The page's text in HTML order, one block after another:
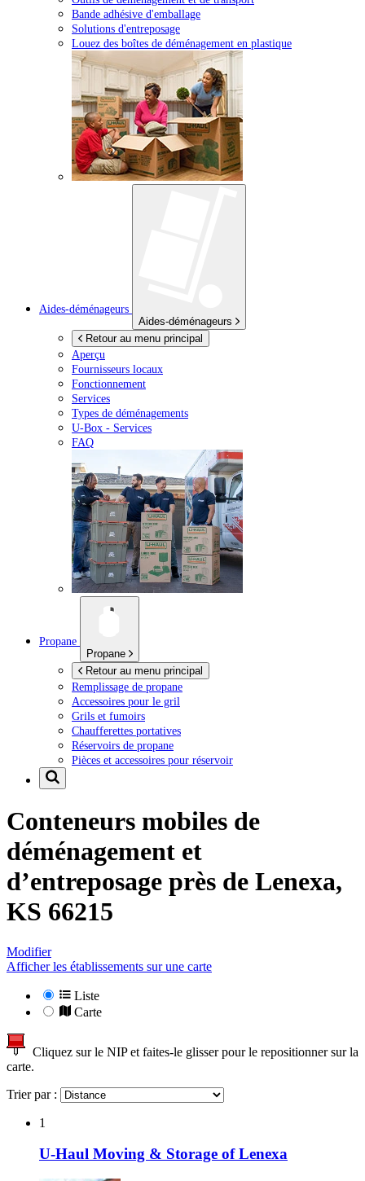
Bande adhésive d'emballage
Solutions d'entreposage
Louez des boîtes de déménagement en plastique
Aides-déménageurs
Aides-déménageurs
Retour au menu principal
Aperçu
Fournisseurs locaux
Fonctionnement
Services
Types de déménagements
U-Box - Services
FAQ
Propane
Propane
Retour au menu principal
Remplissage de propane
Accessoires pour le gril
Grils et fumoirs
Chaufferettes portatives
Réservoirs de propane
Pièces et accessoires pour réservoir
Conteneurs mobiles de
déménagement et
d’entreposage près de Lenexa,
KS 66215
Modifier
Afficher les établissements sur une carte
Liste
Carte
Cliquez sur le NIP et faites-le glisser pour le repositionner sur la
carte.
Trier par :
1
U-Haul Moving & Storage of Lenexa